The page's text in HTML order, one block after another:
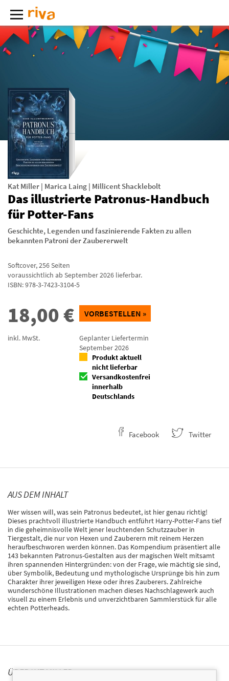
Kat Miller | Marica Laing | Millicent Shacklebolt
Das illustrierte Patronus-Handbuch
für Potter-Fans
Geschichte, Legenden und faszinierende Fakten zu allen
bekannten Patroni der Zaubererwelt
Softcover,256Seiten
voraussichtlich ab September 2026 lieferbar.
ISBN:978-3-7423-3104-5
18,00€
inkl. MwSt.
VORBESTELLEN »
Geplanter Liefertermin
September 2026
Produkt aktuell
nicht lieferbar
Versandkostenfrei
innerhalb
Deutschlands
Facebook Twitter
AUS DEM INHALT
Wer wissen will, was sein Patronus bedeutet, ist hier genau richtig!
Dieses prachtvoll illustrierte Handbuch entführt Harry-Potter-Fans tief
in die geheimnisvolle Welt jener leuchtenden Schutzzauber in
Tiergestalt, die nur von Hexen und Zauberern mit reinem Herzen
heraufbeschworen werden können. Das Kompendium präsentiert alle
143 bekannten Patronus-Gestalten aus der magischen Welt mitsamt
ihren spannenden Hintergründen: von der Frage, wie mächtig sie sind,
über Symbolik, Bedeutung und mythologische Ursprünge bis hin zum
Charakter ihrer jeweiligen Hexe oder ihres Zauberers. Zahlreiche
wunderschöne Illustrationen machen dieses Nachschlagewerk auch
visuell zu einem Erlebnis und unverzichtbaren Sammlerstück für alle
echten Potterheads.
ÜBER KAT MILLER